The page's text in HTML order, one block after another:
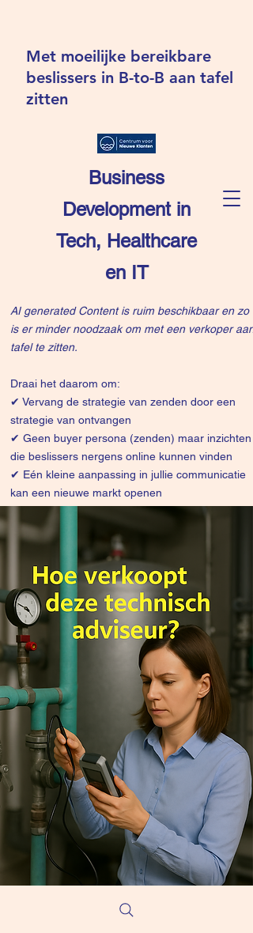
Business
Development in
Tech, Healthcare
en IT
Met moeilijke bereikbare
beslissers in B-to-B aan tafel
zitten
AI generated Content is ruim beschikbaar en zo
is er minder noodzaak om met een verkoper aan
tafel te zitten.
Draai het daarom om:
✔ Vervang de strategie van zenden door een
strategie van ontvangen
✔ Geen buyer persona (zenden) maar inzichten
die beslissers nergens online kunnen vinden
✔ Eén kleine aanpassing in jullie communicatie
kan een nieuwe markt openen